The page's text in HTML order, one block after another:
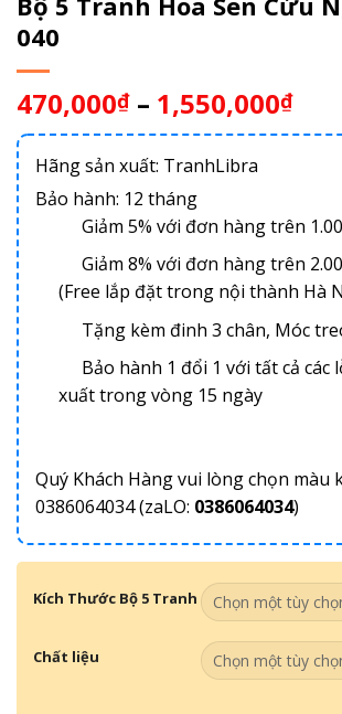
040
470,000₫ – 1,550,000₫
Hãng sản xuất: TranhLibra
Bảo hành: 12 tháng
Giảm 5% với đơn hàng trên
Giảm 8% với đơn hàng trên
(Free lắp đặt trong nội thành Hà
Tặng kèm đinh 3 chân, Móc
Bảo hành 1 đổi 1 với tất cả các
xuất trong vòng 15 ngày
Quý Khách Hàng vui lòng chọn màu
0386064034 (zaLO: 0386064034)
Kích Thước Bộ 5 Tranh
Chất liệu